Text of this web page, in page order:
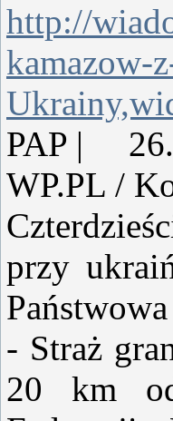
http://
kamazow-
PAP |
WP.PL /
przy
- Straż
20 km